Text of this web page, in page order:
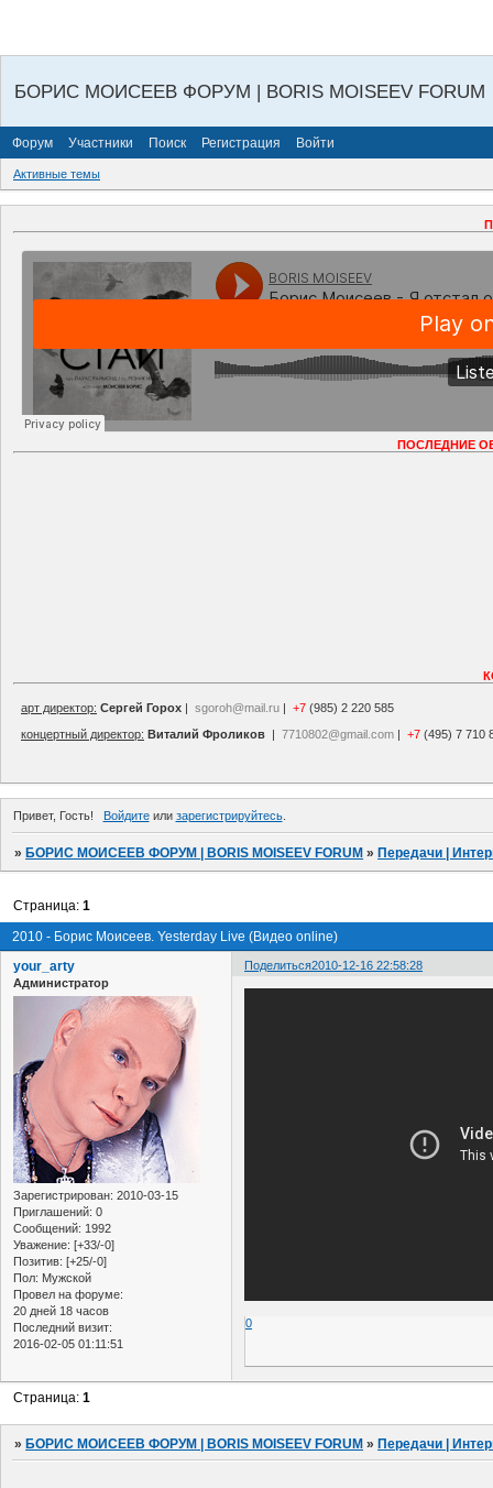
БОРИС МОИСЕЕВ ФОРУМ | BORIS MOISEEV FORUM
Форум Участники Поиск Регистрация Войти
Активные темы
ПОСЛЕДНИЕ
арт директор: Сергей Горох | sgoroh@mail.ru | +7 (985) 2 220 585
концертный директор: Виталий Фроликов | 7710802@gmail.com | +7 (495) 7 710
Привет, Гость! Войдитеили зарегистрируйтесь.
»БОРИС МОИСЕЕВ ФОРУМ | BORIS MOISEEV FORUM »Передачи |
2010 - Борис Моисеев. Yesterday Live (Видео online)
Страница:1
Поделиться2010-12-16 22:58:28
your_arty
Администратор
Зарегистрирован: 2010-03-15
Приглашений: 0
Сообщений: 1992
Уважение: [+33/-0]
Позитив: [+25/-0]
Пол: Мужской
Провел на форуме:
20 дней 18 часов
Последний визит:
2016-02-05 01:11:51
0
Страница:1
»БОРИС МОИСЕЕВ ФОРУМ | BORIS MOISEEV FORUM »Передачи |